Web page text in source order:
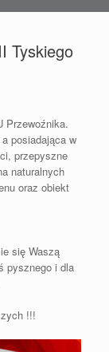
Tyskiego
Przewoźnika.
posiadająca w
przepyszne
naturalnych
oraz obiekt
się Waszą
pysznego i dla
!!!